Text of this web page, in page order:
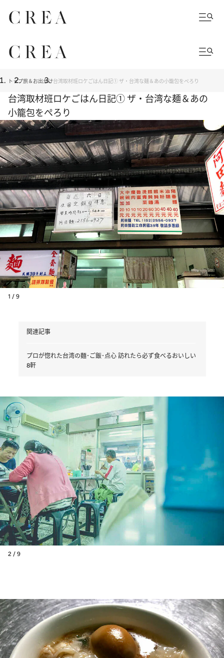
トップ旅＆お出かけ台湾取材班ロケごはん日記① ザ・台湾な麺＆あの小籠包をぺろり
台湾取材班ロケごはん日記① ザ・台湾な麺＆あの
小籠包をぺろり
1 / 9
関連記事
プロが惚れた台湾の麵･ご飯･点心 訪れたら必ず食べるおいしい
8軒
2 / 9